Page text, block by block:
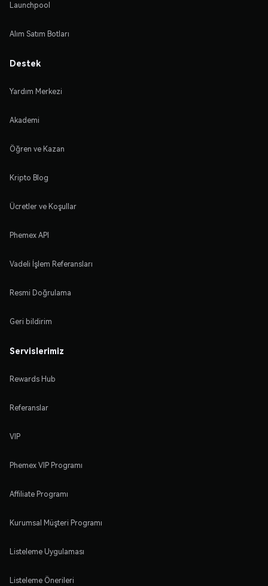
Launchpool
Alım Satım Botları
Destek
Yardım Merkezi
Akademi
Öğren ve Kazan
Kripto Blog
Ücretler ve Koşullar
Phemex API
Vadeli İşlem Referansları
Resmi Doğrulama
Geri bildirim
Servislerimiz
Rewards Hub
Referanslar
VIP
Phemex VIP Programı
Affiliate Programı
Kurumsal Müşteri Programı
Listeleme Uygulaması
Listeleme Önerileri